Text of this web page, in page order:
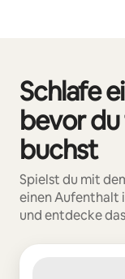
Schlafe
bevor
buchst
Spielst du mit
einen Aufenthalt
und entdecke
0 von 0 Artikeln